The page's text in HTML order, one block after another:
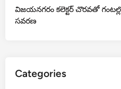
స
-
విజయనగరం కలెక్టర్ చొరవతో
సవరణ
Categories